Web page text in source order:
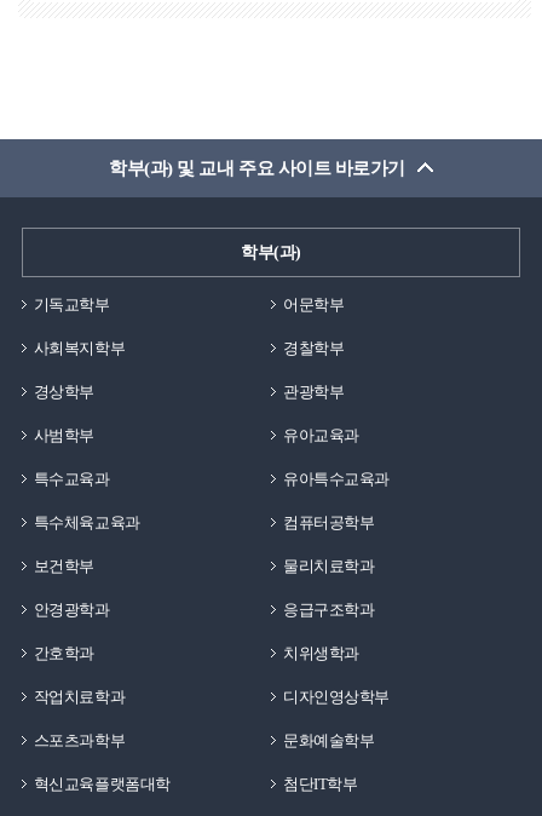
학부(과) 및 교내 주요 사이트 바로가기
학부(과)
기독교학부 어문학부
사회복지학부 경찰학부
경상학부 관광학부
사범학부 유아교육과
특수교육과 유아특수교육과
특수체육교육과 컴퓨터공학부
보건학부 물리치료학과
안경광학과 응급구조학과
간호학과 치위생학과
작업치료학과 디자인영상학부
스포츠과학부 문화예술학부
혁신교육플랫폼대학 첨단IT학부